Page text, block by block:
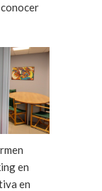
conocer
en
en